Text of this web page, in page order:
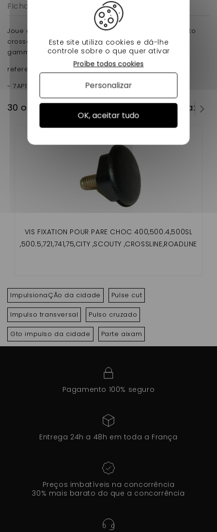
Ficha de dados
Joue d'aile avant doite aixam city crossline coupè gto
crossover a partir de 2010 pour voiture sans permis
gamme impulsion.
reference d'origine :
- 7AP162
30 outros produtos na mesma categoria:
VIS FIXATION POUR PARE CHOC 400,500.4,500SL
,500.5,721,741,75,CITY ,SCOUTY ,CROSSLINE,ROADLINE
ImpulsionaÇÃo da cidade Pulse cut
Impulso transversal Pulso cruzado
Gto impulso da cidade Parte aixam
Pagamento 100% seguro
Entrega 24h a 48h em toda a França
Preços imbatíveis na concorrência
30% mais barato do que a concorrência
Este site utiliza cookies e dá-lhe
controle sobre o que quer ativar
OK, aceitar tudo
Proíbe todos cookies
Personalizar